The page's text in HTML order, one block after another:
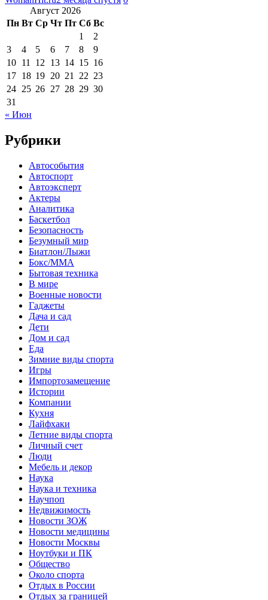
Август 2026
Пн Вт Ср Чт Пт Сб Вс
1
2
3
4 5 6 7 8
9
10 11 12 13 14 15 16
17 18 19 20 21 22 23
24 25 26 27 28 29 30
31
« Июн
Рубрики
Автособытия
Автоспорт
Автоэксперт
Актеры
Аналитика
Баскетбол
Безопасность
Безумный мир
Биатлон/Лыжи
Бокс/MMA
Бытовая техника
В мире
Военные новости
Гаджеты
Дача и сад
Дети
Дом и сад
Еда
Зимние виды спорта
Игры
Импортозамещение
Истории
Компании
Кухня
Лайфхаки
Летние виды спорта
Личный счет
Люди
Мебель и декор
Наука
Наука и техника
Научпоп
Недвижимость
Новости ЗОЖ
Новости медицины
Новости Москвы
Ноутбуки и ПК
Общество
Около спорта
Отдых в России
Отдых за границей